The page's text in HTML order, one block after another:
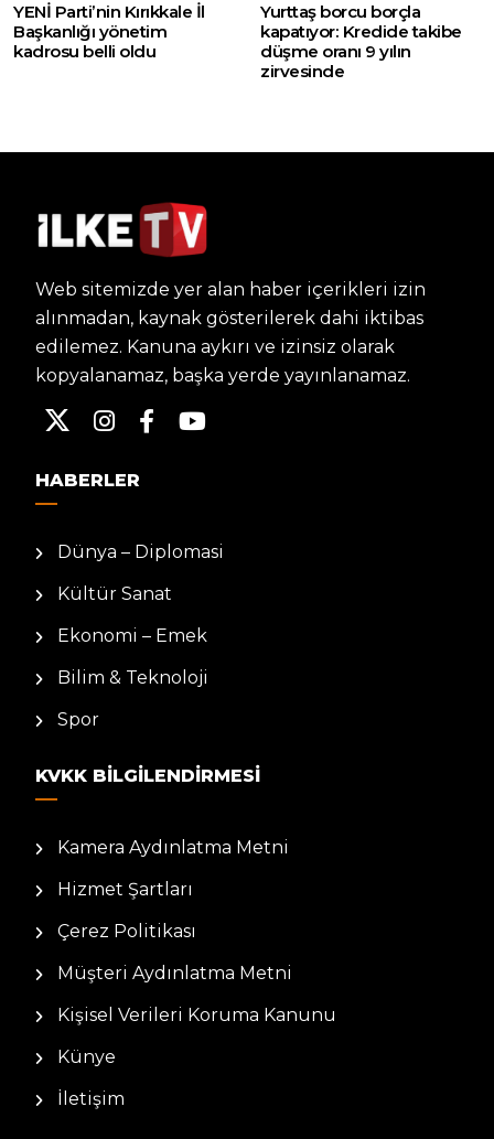
YENİ Parti’nin Kırıkkale İl
Başkanlığı yönetim
kadrosu belli oldu
Yurttaş borcu borçla
kapatıyor: Kredide takibe
düşme oranı 9 yılın
zirvesinde
Web sitemizde yer alan haber içerikleri izin
alınmadan, kaynak gösterilerek dahi iktibas
edilemez. Kanuna aykırı ve izinsiz olarak
kopyalanamaz, başka yerde yayınlanamaz.
HABERLER
Dünya – Diplomasi
Kültür Sanat
Ekonomi – Emek
Bilim & Teknoloji
Spor
KVKK BILGILENDIRMESI
Kamera Aydınlatma Metni
Hizmet Şartları
Çerez Politikası
Müşteri Aydınlatma Metni
Kişisel Verileri Koruma Kanunu
Künye
İletişim